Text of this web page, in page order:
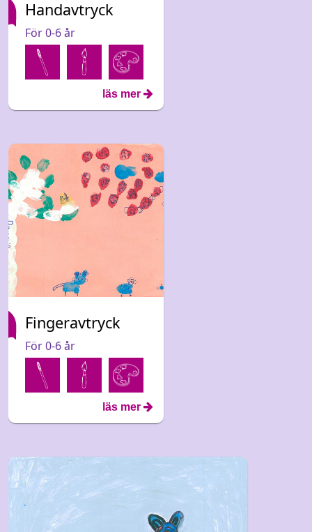
Handavtryck
För 0-6 år
läs mer
Fingeravtryck
För 0-6 år
läs mer